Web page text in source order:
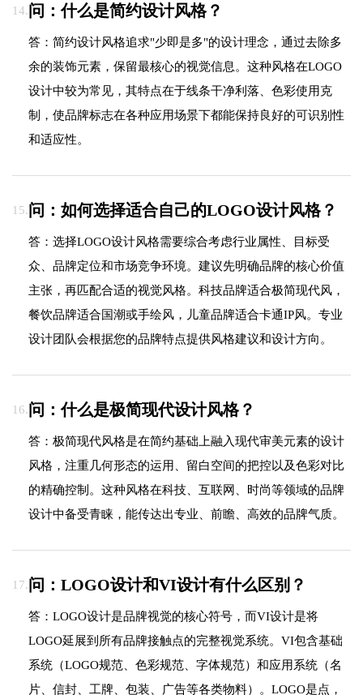
14.问：什么是简约设计风格？
答：简约设计风格追求"少即是多"的设计理念，通过去除多
余的装饰元素，保留最核心的视觉信息。这种风格在LOGO
设计中较为常见，其特点在于线条干净利落、色彩使用克
制，使品牌标志在各种应用场景下都能保持良好的可识别性
和适应性。
15.问：如何选择适合自己的LOGO设计风格？
答：选择LOGO设计风格需要综合考虑行业属性、目标受
众、品牌定位和市场竞争环境。建议先明确品牌的核心价值
主张，再匹配合适的视觉风格。科技品牌适合极简现代风，
餐饮品牌适合国潮或手绘风，儿童品牌适合卡通IP风。专业
设计团队会根据您的品牌特点提供风格建议和设计方向。
16.问：什么是极简现代设计风格？
答：极简现代风格是在简约基础上融入现代审美元素的设计
风格，注重几何形态的运用、留白空间的把控以及色彩对比
的精确控制。这种风格在科技、互联网、时尚等领域的品牌
设计中备受青睐，能传达出专业、前瞻、高效的品牌气质。
17.问：LOGO设计和VI设计有什么区别？
答：LOGO设计是品牌视觉的核心符号，而VI设计是将
LOGO延展到所有品牌接触点的完整视觉系统。VI包含基础
系统（LOGO规范、色彩规范、字体规范）和应用系统（名
片、信封、工牌、包装、广告等各类物料）。LOGO是点，